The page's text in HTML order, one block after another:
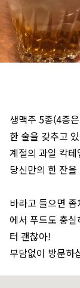
생맥주 5종(4종
한 술을 갖추고
계절의 과일 칵
당신만의 한 잔
바라고 들으면
에서 푸드도 충
터 괜찮아!